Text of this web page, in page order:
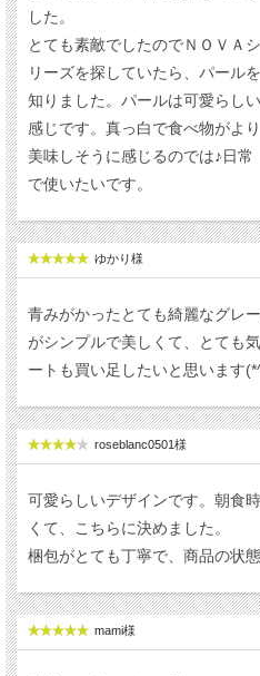
した。
とても素敵でしたのでＮＯＶＡシ
リーズを探していたら、パールを
知りました。パールは可愛らしい
感じです。真っ白で食べ物がより
美味しそうに感じるのでは♪日常
で使いたいです。
ゆかり様
青みがかったとても綺麗なグレ
がシンプルで美しくて、とても
ートも買い足したいと思います
roseblanc0501様
可愛らしいデザインです。朝食
くて、こちらに決めました。
梱包がとても丁寧で、商品の状
mami様